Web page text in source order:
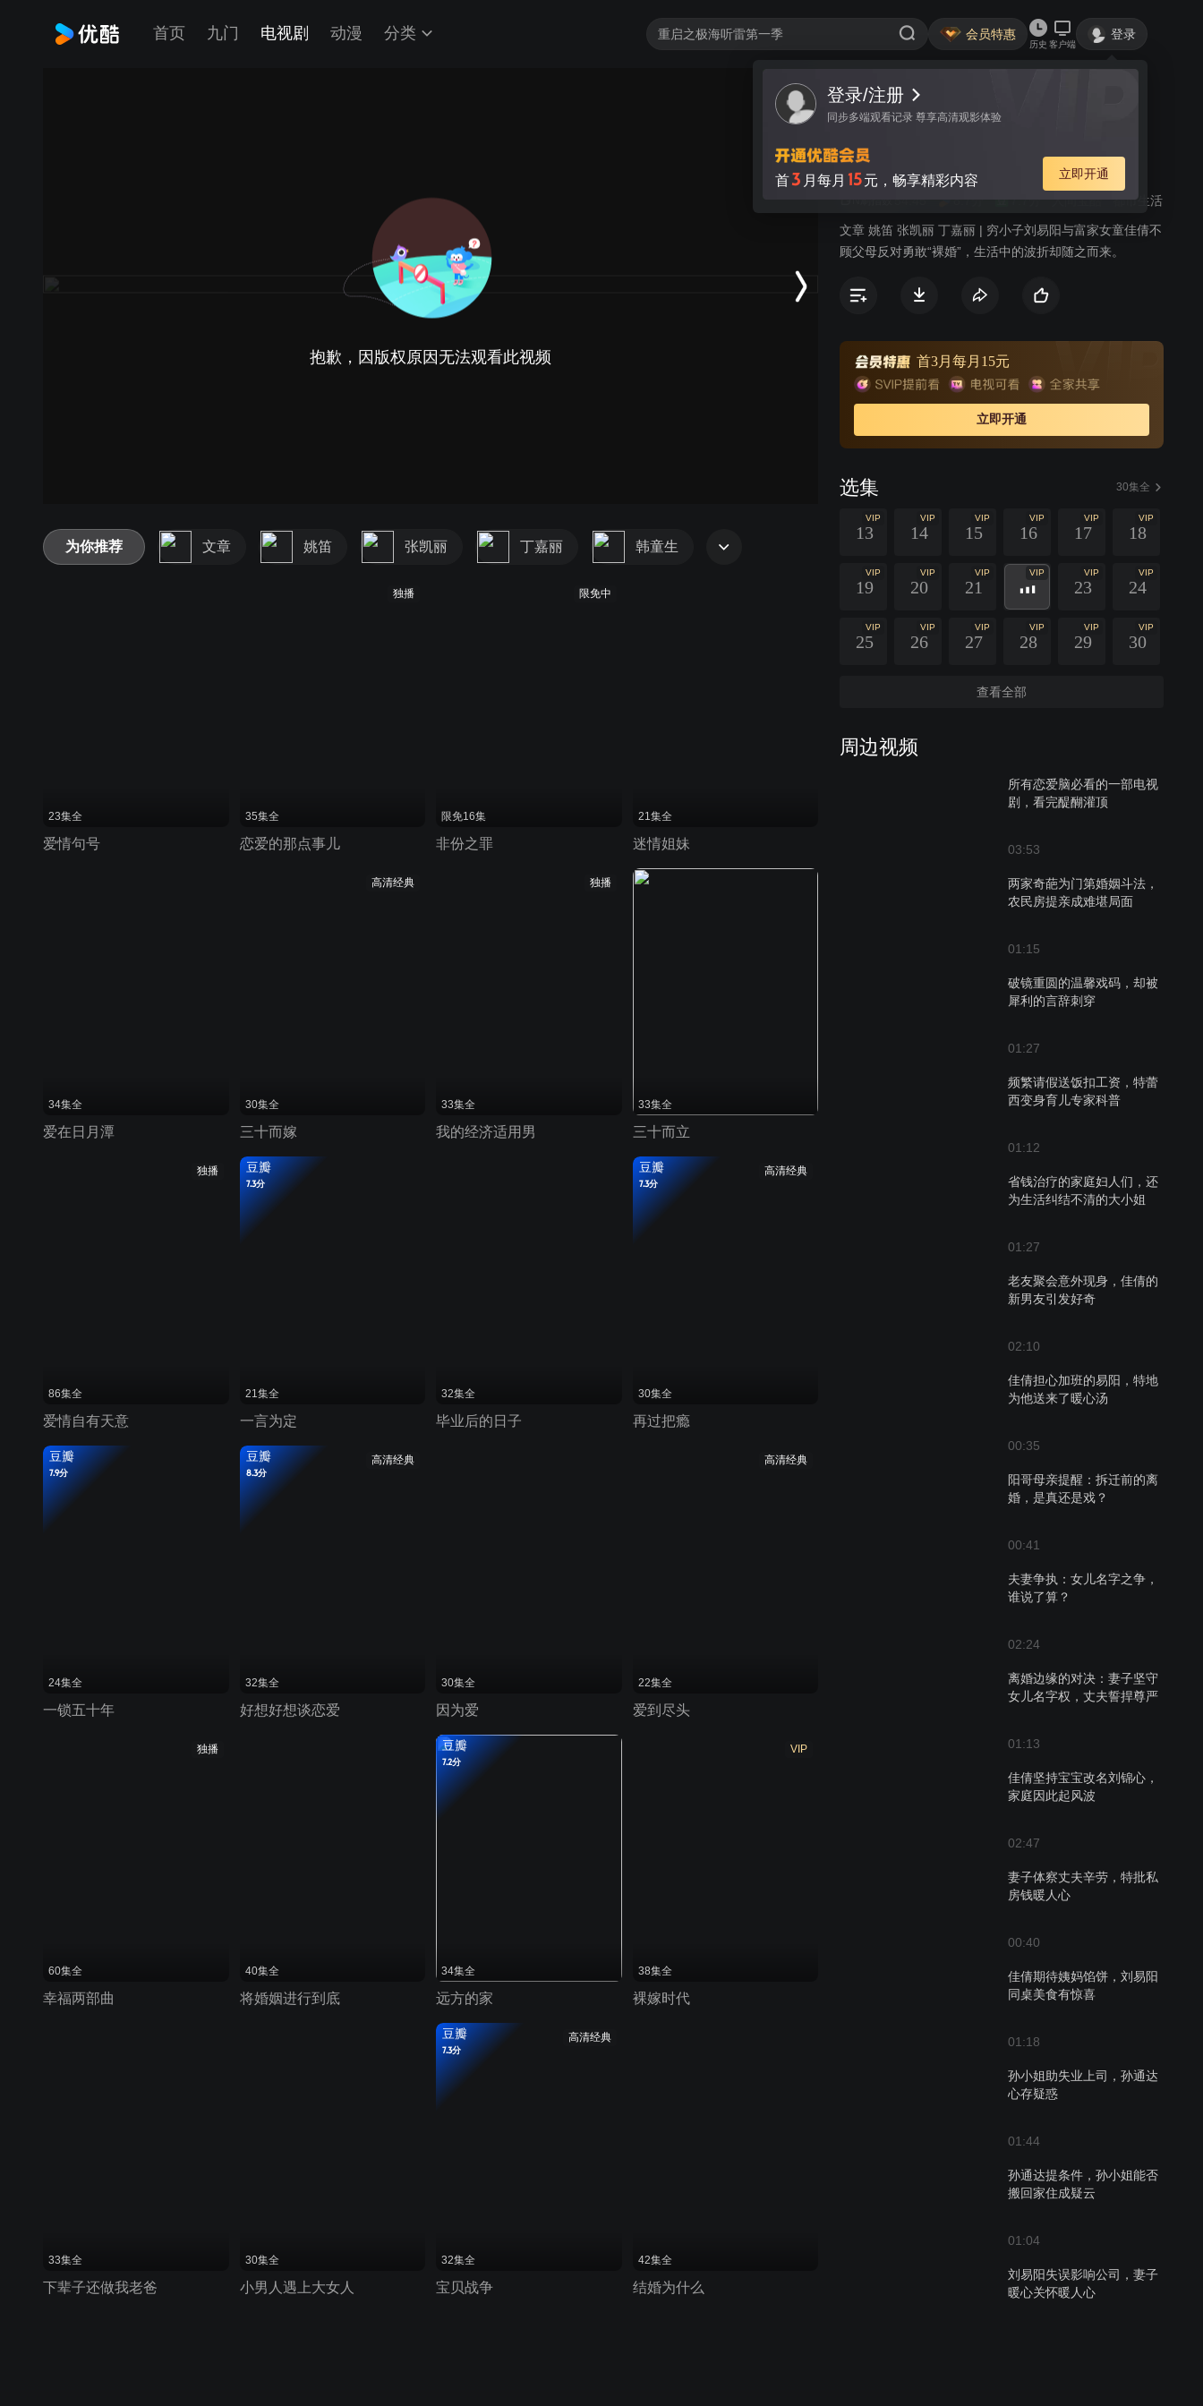
首页 九门 电视剧 动漫 分类 会员特惠
历史 客户端
登录
登录/注册
同步多端观看记录 尊享高清观影体验
首3 月每月 15元，畅享精彩内容 立即开通
抱歉，因版权原因无法观看此视频
视频 讨论
裸婚时代
8.7分 7.7分 人间宝酷 都市生活
文章 姚笛 张凯丽 丁嘉丽 | 穷小子刘易阳与富家女童佳倩不
顾父母反对勇敢“裸婚”，生活中的波折却随之而来。
首3月每月15元
立即开通
选集 30集全
VIP
13
VIP
14
VIP
15
VIP
16
VIP
17
VIP
18
VIP
19
VIP
20
VIP
21
VIP VIP
23
VIP
24
VIP
25
VIP
26
VIP
27
VIP
28
VIP
29
VIP
30
查看全部
周边视频
所有恋爱脑必看的一部电视
剧，看完醍醐灌顶
03:53
两家奇葩为门第婚姻斗法，
农民房提亲成难堪局面
01:15
破镜重圆的温馨戏码，却被
犀利的言辞刺穿
01:27
频繁请假送饭扣工资，特蕾
西变身育儿专家科普
01:12
省钱治疗的家庭妇人们，还
为生活纠结不清的大小姐
01:27
老友聚会意外现身，佳倩的
新男友引发好奇
02:10
佳倩担心加班的易阳，特地
为他送来了暖心汤
00:35
阳哥母亲提醒：拆迁前的离
婚，是真还是戏？
00:41
夫妻争执：女儿名字之争，
谁说了算？
02:24
离婚边缘的对决：妻子坚守
女儿名字权，丈夫誓捍尊严
01:13
佳倩坚持宝宝改名刘锦心，
家庭因此起风波
02:47
妻子体察丈夫辛劳，特批私
房钱暖人心
00:40
佳倩期待姨妈馅饼，刘易阳
同桌美食有惊喜
01:18
孙小姐助失业上司，孙通达
心存疑惑
01:44
孙通达提条件，孙小姐能否
搬回家住成疑云
01:04
刘易阳失误影响公司，妻子
暖心关怀暖人心
为你推荐 文章 姚笛 张凯丽 丁嘉丽 韩童生
23集全
爱情句号
独播
35集全
恋爱的那点事儿
限免中
限免16集
非份之罪
21集全
迷情姐妹
34集全
爱在日月潭
高清经典
30集全
三十而嫁
独播
33集全
我的经济适用男
33集全
三十而立
独播
86集全
爱情自有天意
豆瓣
7.3分
21集全
一言为定
32集全
毕业后的日子
高清经典
豆瓣
7.3分
30集全
再过把瘾
豆瓣
7.9分
24集全
一锁五十年
高清经典
豆瓣
8.3分
32集全
好想好想谈恋爱
30集全
因为爱
高清经典
22集全
爱到尽头
独播
60集全
幸福两部曲
40集全
将婚姻进行到底
豆瓣
7.2分
34集全
远方的家
VIP
38集全
裸嫁时代
33集全
下辈子还做我老爸
30集全
小男人遇上大女人
高清经典
豆瓣
7.3分
32集全
宝贝战争
42集全
结婚为什么